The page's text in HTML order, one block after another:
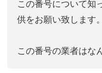
この番号について知
供をお願い致します。
この番号の業者はな